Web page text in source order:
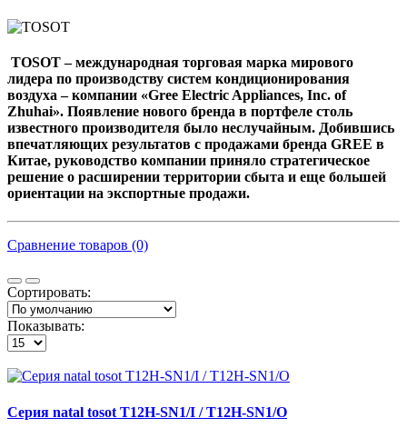
TOSOT– международная торговая марка мирового
лидера по производству систем кондиционирования
воздуха – компании «Gree Electric Appliances, Inc. of
Zhuhai». Появление нового бренда в портфеле столь
известного производителя было неслучайным. Добившись
впечатляющих результатов с продажами бренда GREE в
Китае, руководство компании приняло стратегическое
решение о расширении территории сбыта и еще большей
ориентации на экспортные продажи.
Сравнение товаров (0)
Сортировать:
Показывать:
Серия natal tosot T12H-SN1/I / T12H-SN1/O